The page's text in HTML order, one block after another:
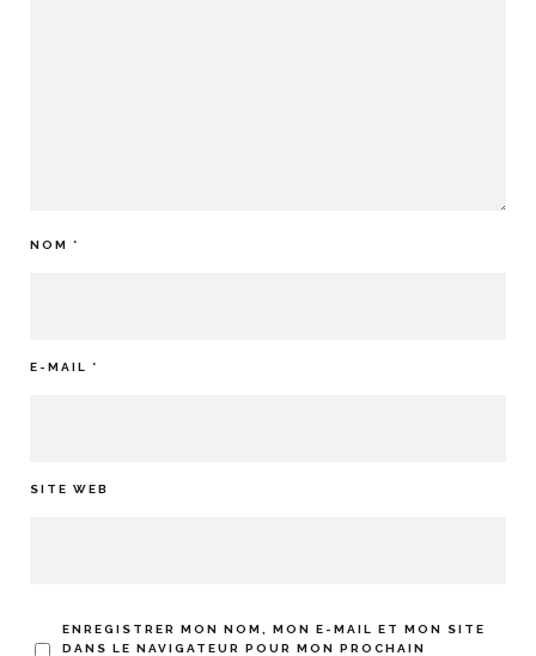
NOM *
E-MAIL *
SITE WEB
ENREGISTRER MON NOM, MON E-MAIL ET MON SITE
DANS LE NAVIGATEUR POUR MON PROCHAIN